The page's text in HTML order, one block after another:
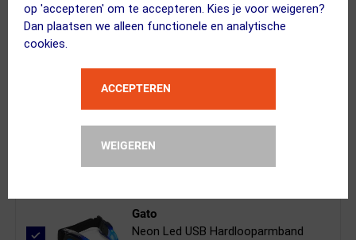
op 'accepteren' om te accepteren. Kies je voor weigeren?
Dan plaatsen we alleen functionele en analytische
cookies.
ACCEPTEREN
WEIGEREN
Kies je maat
XTRA COOL Merino Fietssokken...
Kies alternatief
Gato
Neon Led USB Hardlooparmband